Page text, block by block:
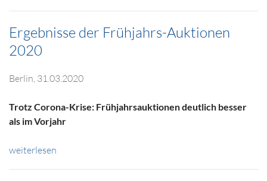
Ergebnisse der Frühjahrs-Auktionen
2020
Berlin, 31.03.2020
Trotz Corona-Krise: Frühjahrsauktionen deutlich besser
als im Vorjahr
weiterlesen